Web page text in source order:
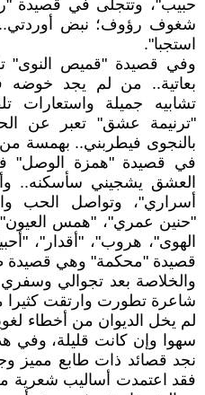
حبيب"، وتتجلى في قصيدة
شغوف رؤوف؛ نبض أوردتي..
استجبا".
وفي قصيدة "قميص النوى"
بعاتية.. من لم يجد خوضه
تشابيه جميلة واستعارات
"ترنيمة عشق" تعبر عن
بالنجوى فيطربني.. بهمسة من
في قصيدة "همزة الوصل"
العشق يشجيني سأسكنه..
أسراري"، وتواصل الحب
"حنين عمري"، "همس
الهوى"، هروب"، "أقدار"،
قصيدة "محكمة" وهي قصيدة
والخلاصة بعد تجوالي
شاعرة تطورت وارتقت كثيرا
لم يخل الديوان من أخطاء
سهوا وإن كانت قليلة، وفي
نجد قصائد ذات طابع مميز
فقد اعتمدت أساليب شعرية